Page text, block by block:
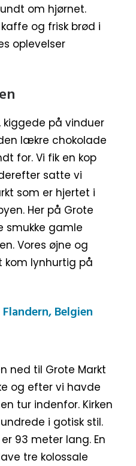
om hjørnet.
og frisk brød i
oplevelser
kiggede på vinduer
lækre chokolade
for. Vi fik en kop
satte vi
som er hjertet i
Her på Grote
smukke gamle
Vores øjne og
kom lynhurtig på
ned til Grote Markt
og efter vi havde
tur indenfor. Kirken
i gotisk stil.
93 meter lang. En
tre kolossale